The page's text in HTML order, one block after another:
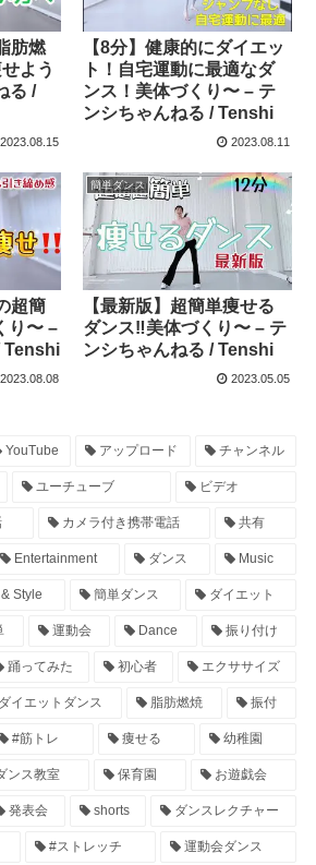
肪燃
よう
る /
【8分】健康的にダイエッ
ト！自宅運動に最適なダ
ンス！美体づくり〜 – テ
ンシちゃんねる / Tenshi
2023.08.11
超簡
り〜 –
Tenshi
簡単ダンス
【最新版】超簡単痩せる
ダンス‼︎美体づくり〜 – テ
ンシちゃんねる / Tenshi
2023.05.05
YouTube アップロード チャンネル
ユーチューブ ビデオ
カメラ付き携帯電話 共有
Entertainment ダンス Music
Style 簡単ダンス ダイエット
運動会 Dance 振り付け
踊ってみた 初心者 エクササイズ
ダイエットダンス 脂肪燃焼 振付
#筋トレ 痩せる 幼稚園
ンス教室 保育園 お遊戯会
発表会 shorts ダンスレクチャー
#ストレッチ 運動会ダンス